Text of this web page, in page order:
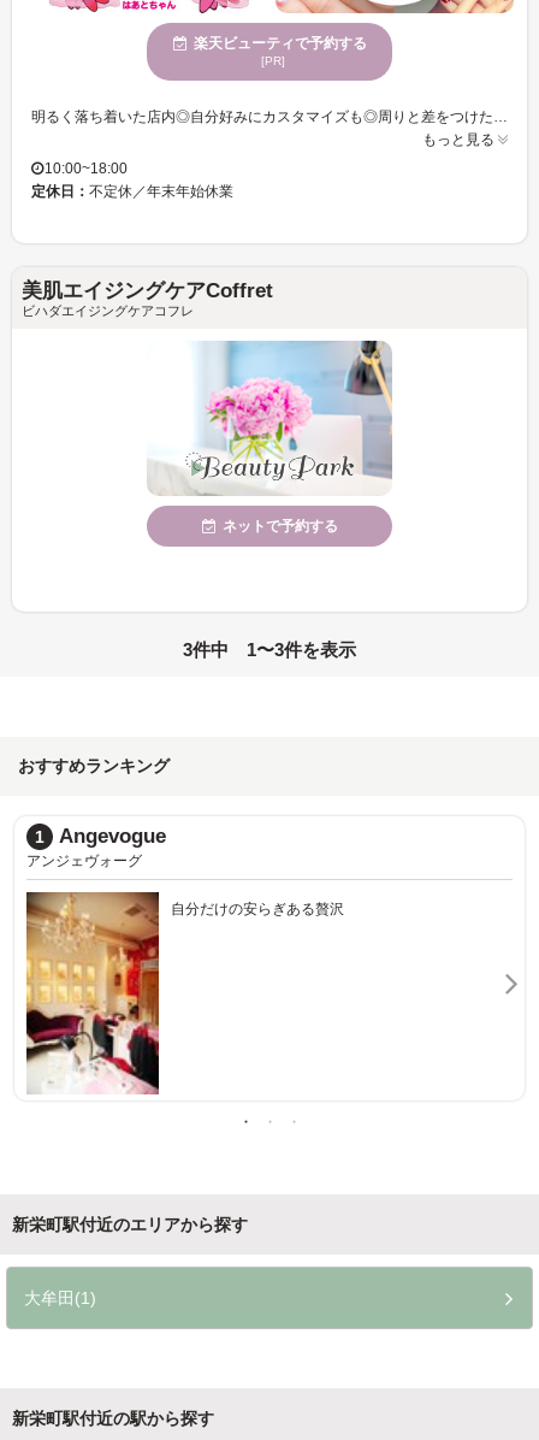
楽天ビューティで予約する
[PR]
明るく落ち着いた店内◎自分好みにカスタマイズも◎周りと差をつけたい！そんなあなたにもオススメ♪♪経験を積んだスタッフがあなたの“ネイルライフ”を応援いたします♪カワイく◇オシャレに◇個性的に！！！気分が上がる手元・足先に仕上げます♪♪指先だけでなく、足元もキレイに彩ってオシャレを楽しみませんか？
もっと見る
10:00~18:00
定休日： 不定休／年末年始休業
美肌エイジングケアCoffret
ビハダエイジングケアコフレ
ネットで予約する
3件中 1〜3件を表示
おすすめランキング
1 Angevogue
アンジェヴォーグ
自分だけの安らぎある贅沢
新栄町駅付近のエリアから探す
大牟田(1)
新栄町駅付近の駅から探す